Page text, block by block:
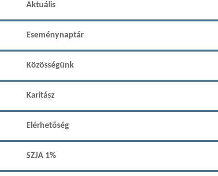
Aktuális
Eseménynaptár
Közösségünk
Karitász
Elérhetőség
SZJA 1%